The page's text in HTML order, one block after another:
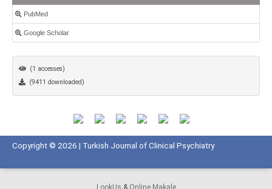
PubMed
Google Scholar
(1 accesses)
(9411 downloaded)
Copyright © 2026 | Turkish Journal of Clinical Psychiatry